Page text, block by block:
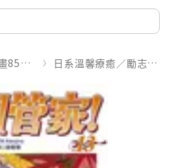
📌圖文漫畫85折起 日系溫馨療癒／勵志搞笑